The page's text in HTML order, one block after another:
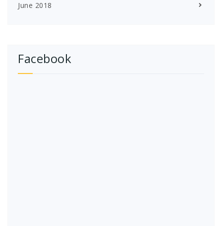
June 2018
Facebook